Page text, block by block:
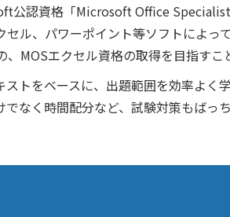
公認資格「Microsoft Office Specialist
ル、パワーポイント等ソフトによっ
MOSエクセル資格の取得を目指すこ
トをベースに、出題範囲を効率よく
なく時間配分など、試験対策もばっち